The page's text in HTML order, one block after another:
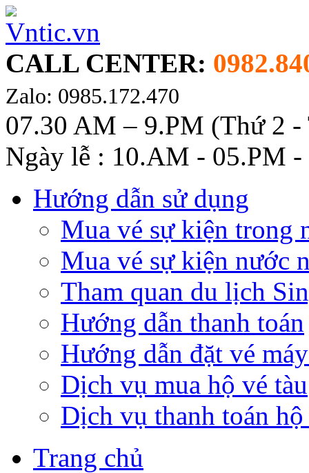
CALL CENTER:
Zalo: 0985.172.470
07.30 AM – 9.PM (Thứ 2 -
Ngày lễ : 10.AM - 05.PM -
Hướng dẫn sử dụng
Mua vé sự kiện trong
Mua vé sự kiện nước
Tham quan du lịch
Hướng dẫn thanh toán
Hướng dẫn đặt vé
Dịch vụ mua hộ vé tàu
Dịch vụ thanh toán hộ
Trang chủ